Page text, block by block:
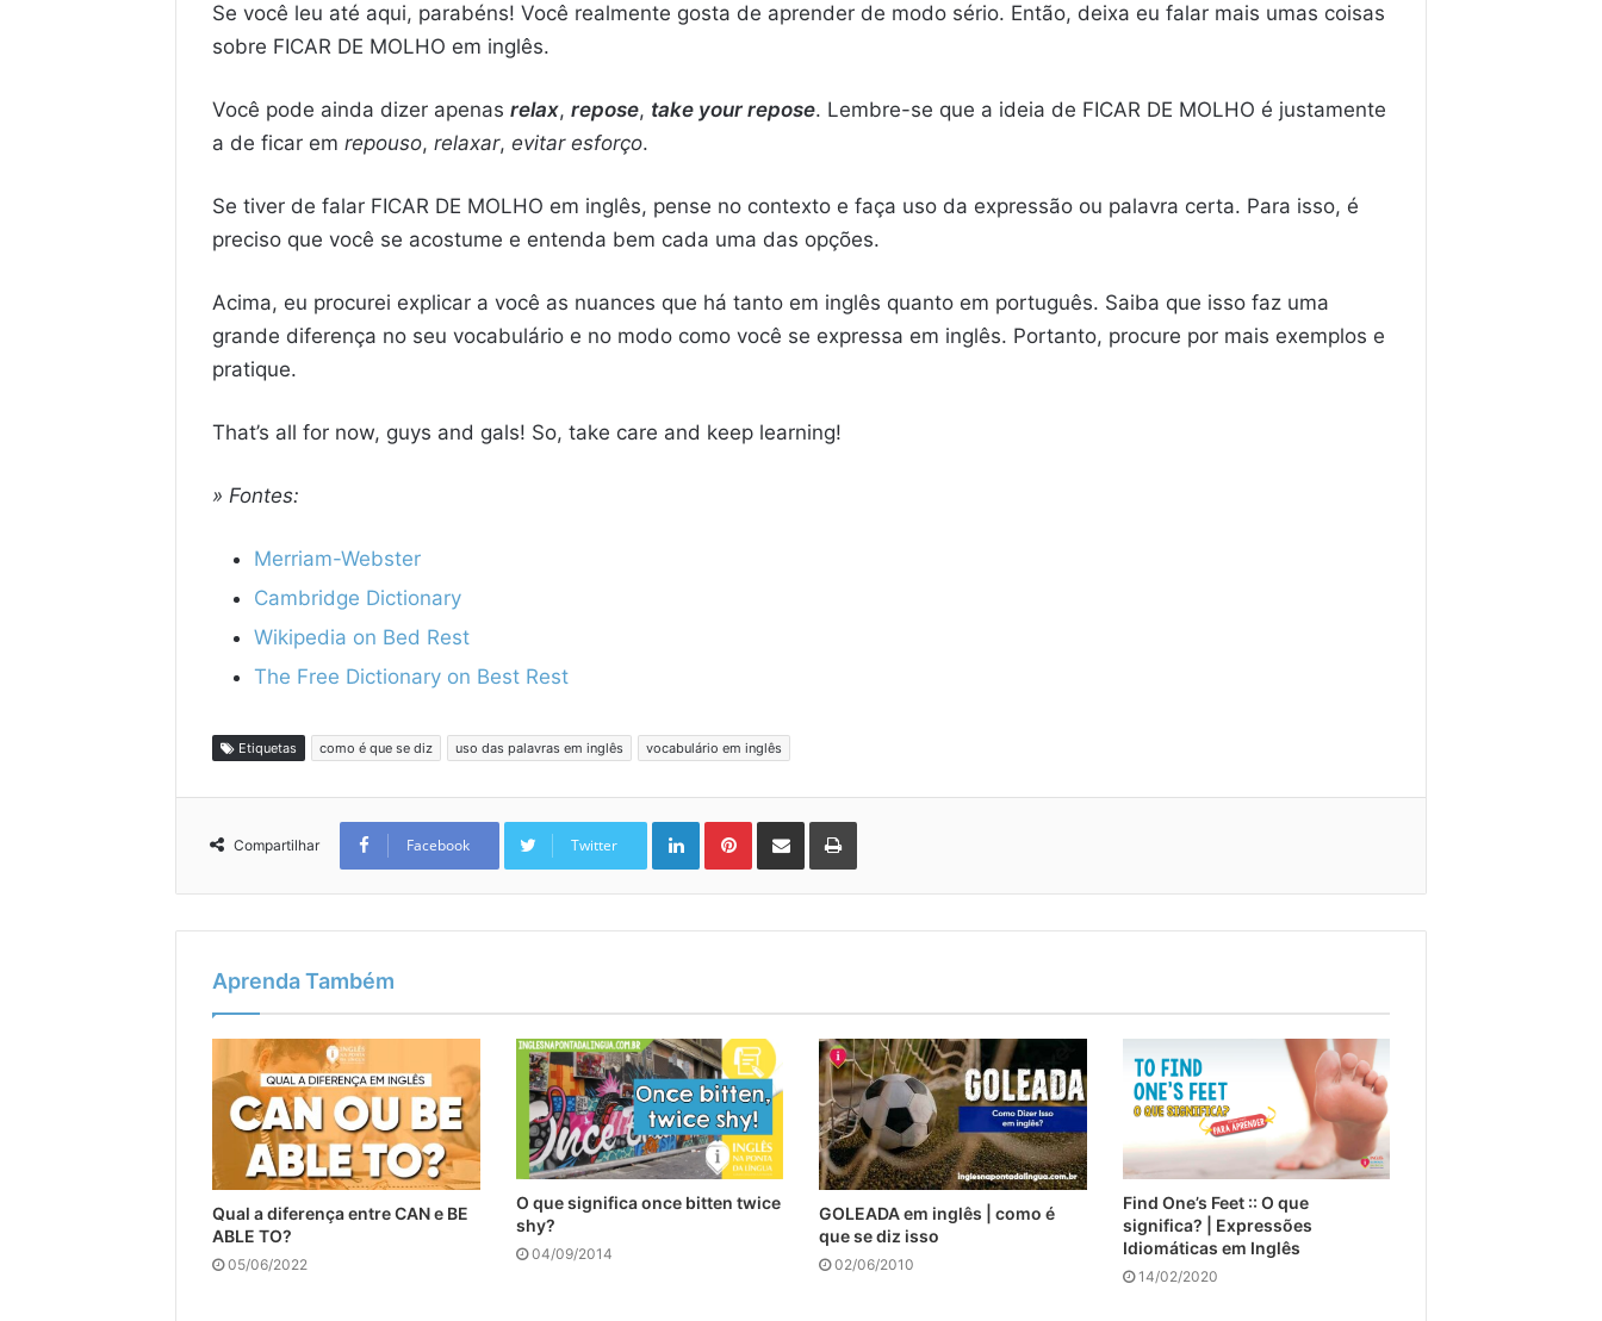
Se você leu até aqui, parabéns! Você realmente gosta de aprender de modo sério. Então, deixa eu falar mais umas coisas
sobre FICAR DE MOLHO em inglês.
Você pode ainda dizer apenas relax, repose, take your repose. Lembre-se que a ideia de FICAR DE MOLHO é justamente
a de ficar em repouso, relaxar, evitar esforço.
Se tiver de falar FICAR DE MOLHO em inglês, pense no contexto e faça uso da expressão ou palavra certa. Para isso, é
preciso que você se acostume e entenda bem cada uma das opções.
Acima, eu procurei explicar a você as nuances que há tanto em inglês quanto em português. Saiba que isso faz uma
grande diferença no seu vocabulário e no modo como você se expressa em inglês. Portanto, procure por mais exemplos e
pratique.
That’s all for now, guys and gals! So, take care and keep learning!
» Fontes:
Merriam-Webster
Cambridge Dictionary
Wikipedia on Bed Rest
The Free Dictionary on Best Rest
Etiquetas como é que se diz uso das palavras em inglês vocabulário em inglês
Compartilhar Facebook Twitter
LinkedinPinterest
Compartilhar via e-mail Imprimir
Aprenda Também
Qual a diferença entre CAN e BE
ABLE TO?
05/06/2022
O que significa once bitten twice
shy?
04/09/2014
GOLEADA em inglês | como é
que se diz isso
02/06/2010
Find One’s Feet :: O que
significa? | Expressões
Idiomáticas em Inglês
14/02/2020